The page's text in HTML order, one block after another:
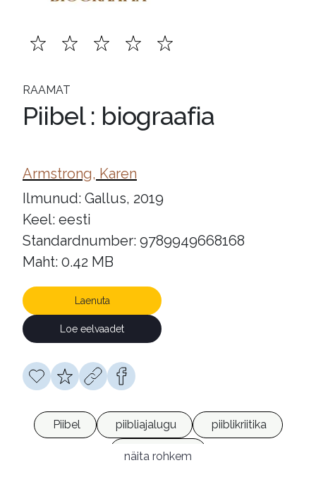
RAAMAT
Piibel : biograafia
Armstrong, Karen
Ilmunud: Gallus, 2019
Keel: eesti
Standardnumber: 9789949668168
Maht: 0.42 MB
Laenuta
Loe eelvaadet
Piibel piibliajalugu
piiblikriitika
e-raamatud
näita rohkem